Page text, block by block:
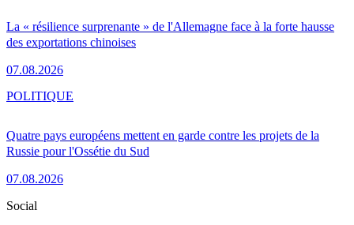
La « résilience surprenante » de l'Allemagne face à la forte hausse
des exportations chinoises
07.08.2026
Quatre pays européens mettent en garde contre les projets de la
Russie pour l'Ossétie du Sud
07.08.2026
POLITIQUE
Social